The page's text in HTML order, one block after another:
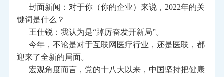
封面新闻：对于你（你的企业）来说，2022年的关
键词是什么？
王仕锐：我认为是“踔厉奋发开新局”。
今年，不论是对于互联网医疗行业，还是医联，都
迎来了全新的局面。
宏观角度而言，党的十八大以来，中国坚持把健康